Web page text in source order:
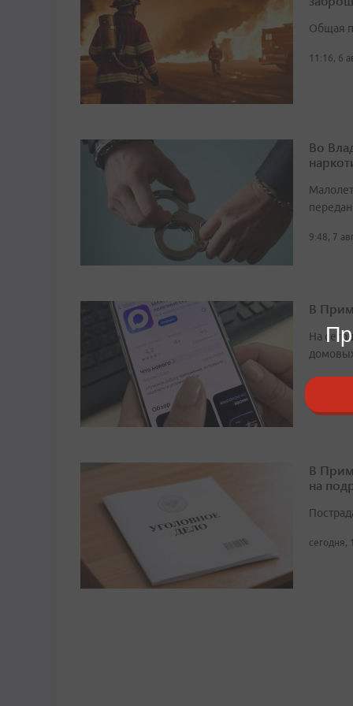
Общая
11:16, 6
Во
9:48, 7
В
На
сегодня,
В
на
сегодня,